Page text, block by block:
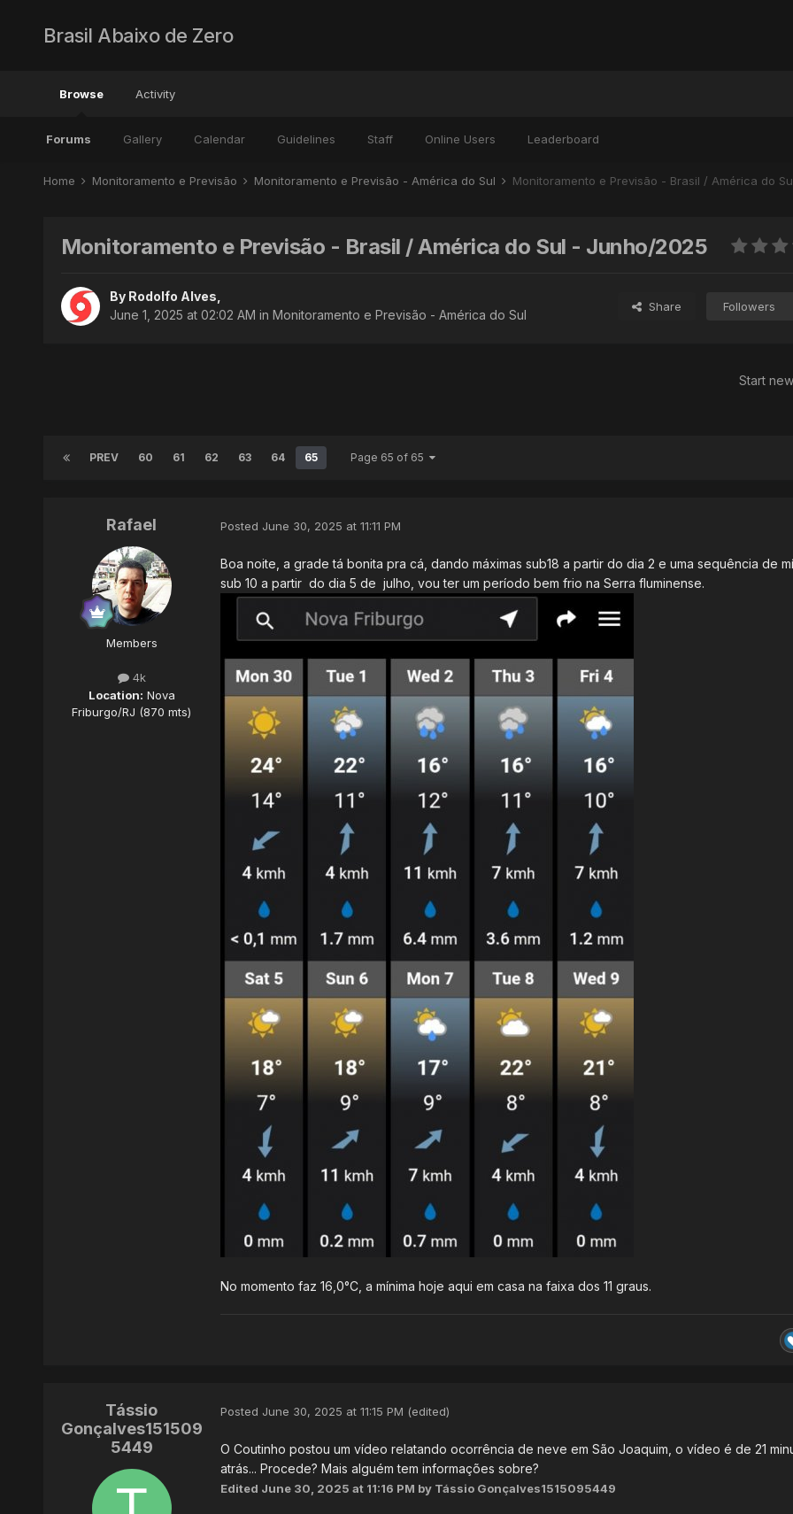
Brasil Abaixo de Zero
Browse
Forums Gallery Calendar Guidelines Staff Online Users Leaderboard
Activity
Home Monitoramento e Previsão Monitoramento e Previsão - América do Sul Monitoramento e Previsão - Brasil / América do
Monitoramento e Previsão - Brasil / América do Sul - Junho/2025
By Rodolfo Alves
June 1, 2025 at 02:02 AM in Monitoramento e Previsão - América do Sul
Share Followers
Start
PREV 60 61 62 63 64 65 Page 65 of 65
Rafael
Members
4k
Location: Nova
Friburgo/RJ (870 mts)
Posted June 30, 2025 at 11:11 PM
Boa noite, a grade tá bonita pra cá, dando máximas sub18 a partir do dia 2 e uma sequência de
sub 10 a partir do dia 5 de julho, vou ter um período bem frio na Serra fluminense.
No momento faz 16,0°C, a mínima hoje aqui em casa na faixa dos 11 graus.
Tássio
Gonçalves151509
5449
Posted June 30, 2025 at 11:15 PM (edited)
O Coutinho postou um vídeo relatando ocorrência de neve em São Joaquim, o vídeo é de 21
atrás... Procede? Mais alguém tem informações sobre?
Edited June 30, 2025 at 11:16 PM by Tássio Gonçalves1515095449